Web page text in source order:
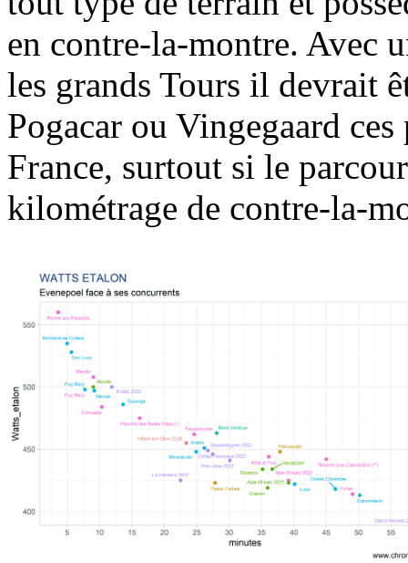
en contre-la-montre. Avec
les grands Tours il devrait
Pogacar ou Vingegaard
France, surtout si le
kilométrage de contre-la-